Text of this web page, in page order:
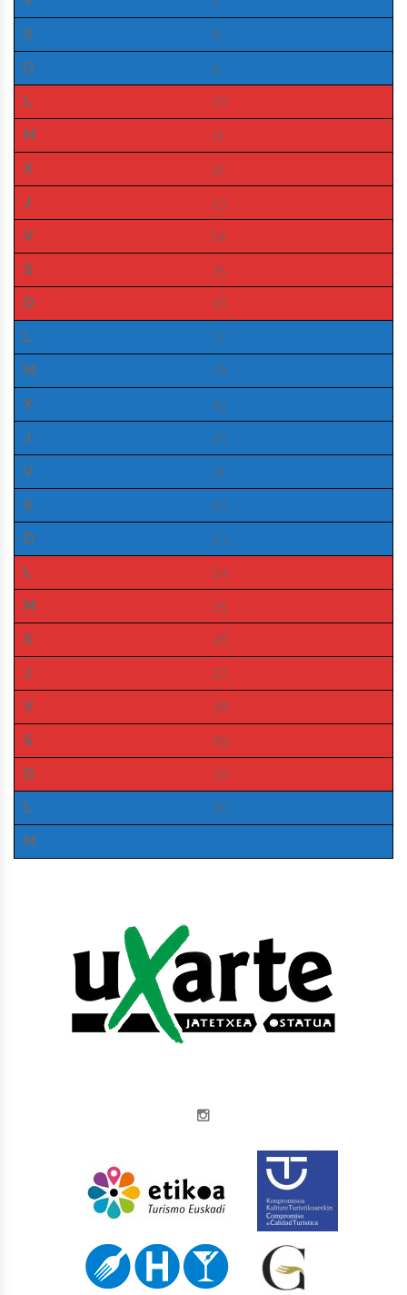
S
8
D
9
L
10
M
11
X
12
J
13
V
14
S
15
D
16
L
17
M
18
X
19
J
20
V
21
S
22
D
23
L
24
M
25
X
26
J
27
V
28
S
29
D
30
L
31
M
Instagram